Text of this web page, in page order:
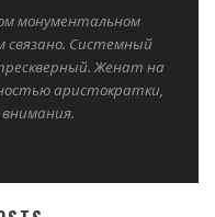
монументальном
связано. Системный
Женат на
аристократки,